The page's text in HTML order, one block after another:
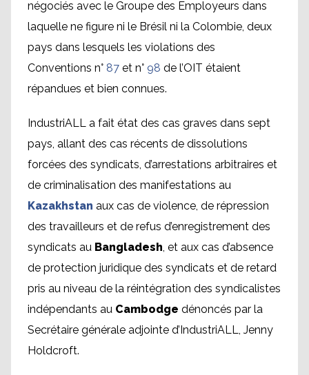
négociés avec le Groupe des Employeurs dans
laquelle ne figure ni le Brésil ni la Colombie, deux
pays dans lesquels les violations des
Conventions n° 87 et n° 98 de l’OIT étaient
répandues et bien connues.
IndustriALL a fait état des cas graves dans sept
pays, allant des cas récents de dissolutions
forcées des syndicats, d’arrestations arbitraires et
de criminalisation des manifestations au
Kazakhstan aux cas de violence, de répression
des travailleurs et de refus d’enregistrement des
syndicats au Bangladesh, et aux cas d’absence
de protection juridique des syndicats et de retard
pris au niveau de la réintégration des syndicalistes
indépendants au Cambodge dénoncés par la
Secrétaire générale adjointe d’IndustriALL, Jenny
Holdcroft.